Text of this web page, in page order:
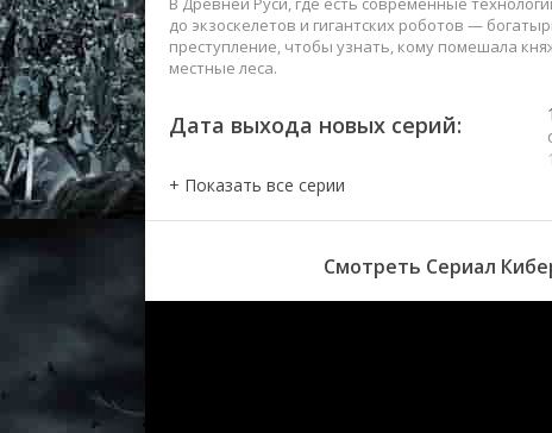
до экзоскелетов и гигантских роботов —
преступление, чтобы узнать, кому помешала
местные леса.
Дата выхода новых серий:
Смотреть Сериал